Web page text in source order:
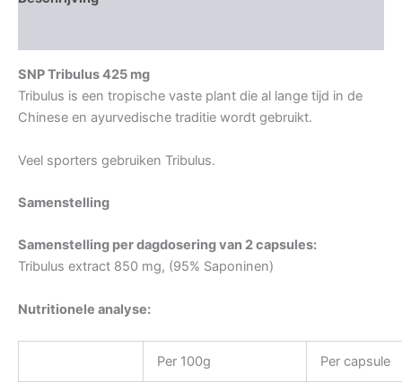
SNP Tribulus 425 mg
Tribulus is een tropische vaste plant die al lange tijd in de
Chinese en ayurvedische traditie wordt gebruikt.
Veel sporters gebruiken Tribulus.
Samenstelling
Samenstelling per dagdosering van 2 capsules:
Tribulus extract 850 mg, (95% Saponinen)
Nutritionele analyse:
Per 100g Per capsule